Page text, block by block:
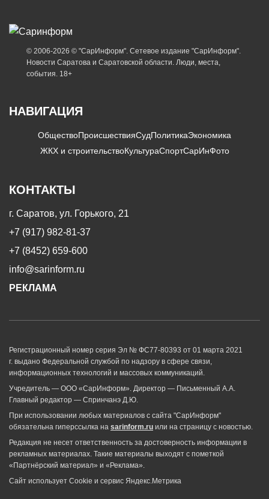
© 2006-2026 © "СарИнформ". Сетевое издание "СарИнформ".
Новости Саратова и Саратовской области. Люди, места,
события. 18+
НАВИГАЦИЯ
ОбществоПроисшествияСудПолитикаЭкономика
ЖКХ и строительствоКультураСпортСарИнФото
КОНТАКТЫ
г. Саратов, ул. Горького, 21
+7 (917) 982-81-37
+7 (8452) 659-600
info@sarinform.ru
РЕКЛАМА
Регистрационный номер серия Эл № ФС77-80393 от 01 марта 2021
г. выдано Федеральной службой по надзору в сфере связи,
информационных технологий и массовых коммуникаций.
Учредитель — ООО «СарИнформ». Директор — Письменный А.А.
Главный редактор — Спринчанэ Д.Ю.
При использовании любых материалов с сайта "СарИнформ"
обязательна гиперссылка на sarinform.ru или на страницу с новостью.
Редакция не несет ответственность за достоверность информации в
рекламных материалах. Такие материалы выходят с пометкой
«Партнёрский материал» и «Реклама».
Сайт использует Cookie и сервиc Яндекс.Метрика